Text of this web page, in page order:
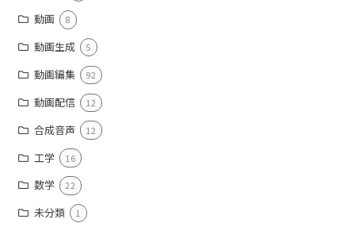
動画 8
動画生成 5
動画編集 92
動画配信 12
合成音声 12
工学 16
数学 22
未分類 1